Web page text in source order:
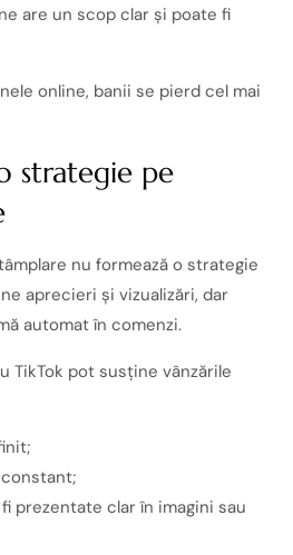
are un scop clar și poate fi
online, banii se pierd cel mai
strategie pe
nu formează o strategie
aprecieri și vizualizări, dar
automat în comenzi.
TikTok pot susține vânzările
prezentate clar în imagini sau